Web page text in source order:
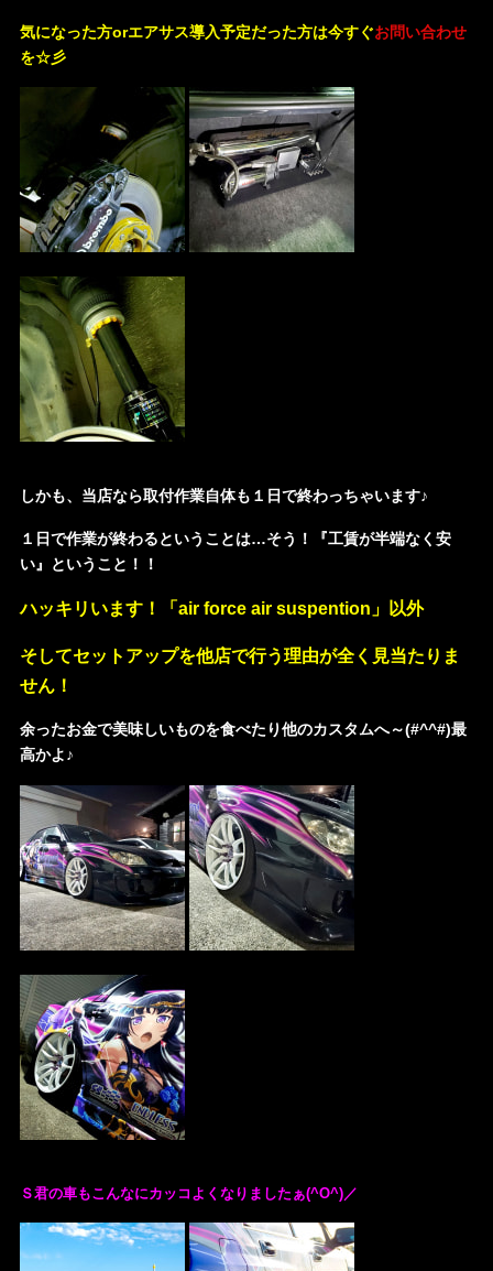
気になった方orエアサス導入予定だった方は今すぐお問い合わせ
を☆彡
しかも、当店なら取付作業自体も１日で終わっちゃいます♪
１日で作業が終わるということは…そう！『工賃が半端なく安
い』ということ！！
ハッキリいます！「air force air suspention」以外
そしてセットアップを他店で行う理由が全く見当たりま
せん！
余ったお金で美味しいものを食べたり他のカスタムへ～(#^^#)最
高かよ♪
Ｓ君の車もこんなにカッコよくなりましたぁ(^O^)／